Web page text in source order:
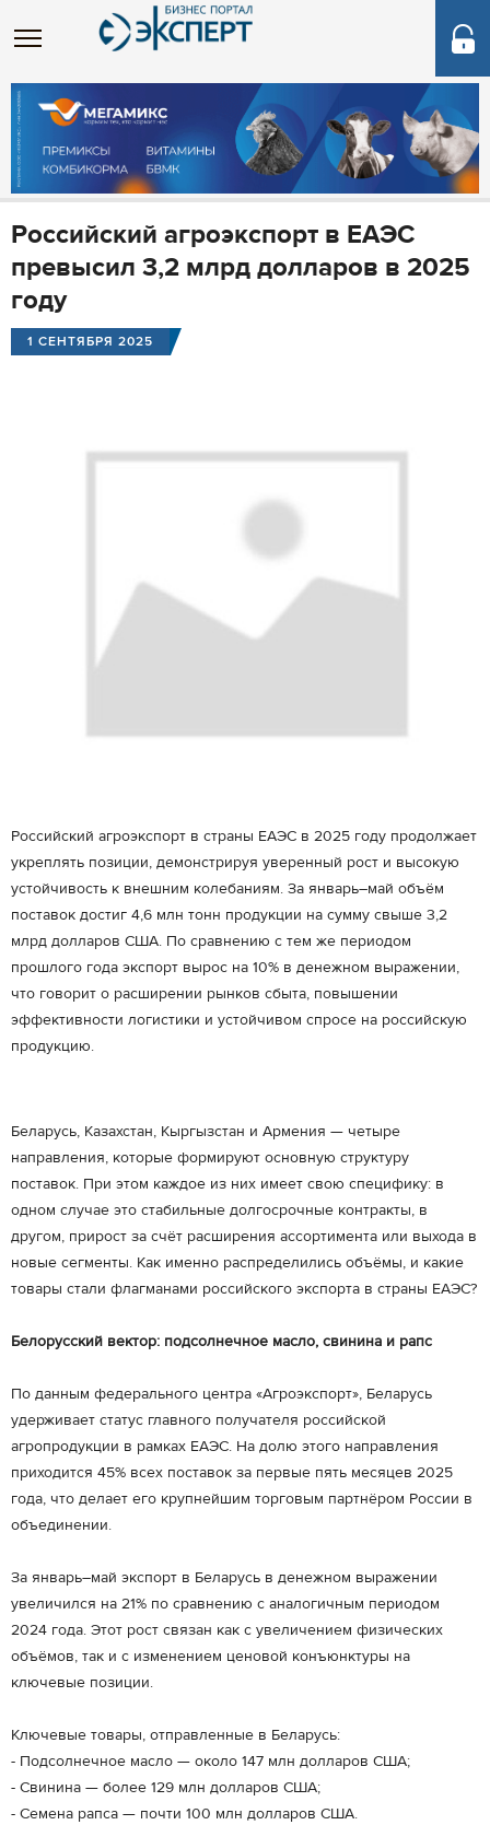
Российский агроэкспорт в ЕАЭС
превысил 3,2 млрд долларов в 2025
году
1 СЕНТЯБРЯ 2025
Российский агроэкспорт в страны ЕАЭС в 2025 году продолжает
укреплять позиции, демонстрируя уверенный рост и высокую
устойчивость к внешним колебаниям. За январь–май объём
поставок достиг 4,6 млн тонн продукции на сумму свыше 3,2
млрд долларов США. По сравнению с тем же периодом
прошлого года экспорт вырос на 10% в денежном выражении,
что говорит о расширении рынков сбыта, повышении
эффективности логистики и устойчивом спросе на российскую
продукцию.
Беларусь, Казахстан, Кыргызстан и Армения — четыре
направления, которые формируют основную структуру
поставок. При этом каждое из них имеет свою специфику: в
одном случае это стабильные долгосрочные контракты, в
другом, прирост за счёт расширения ассортимента или выхода в
новые сегменты. Как именно распределились объёмы, и какие
товары стали флагманами российского экспорта в страны ЕАЭС?
Белорусский вектор: подсолнечное масло, свинина и рапс
По данным федерального центра «Агроэкспорт», Беларусь
удерживает статус главного получателя российской
агропродукции в рамках ЕАЭС. На долю этого направления
приходится 45% всех поставок за первые пять месяцев 2025
года, что делает его крупнейшим торговым партнёром России в
объединении.
За январь–май экспорт в Беларусь в денежном выражении
увеличился на 21% по сравнению с аналогичным периодом
2024 года. Этот рост связан как с увеличением физических
объёмов, так и с изменением ценовой конъюнктуры на
ключевые позиции.
Ключевые товары, отправленные в Беларусь:
- Подсолнечное масло — около 147 млн долларов США;
- Свинина — более 129 млн долларов США;
- Семена рапса — почти 100 млн долларов США.